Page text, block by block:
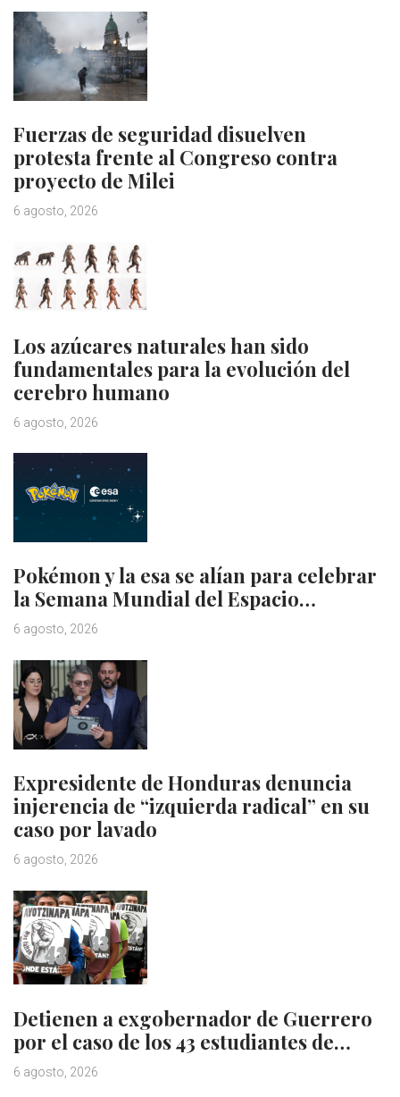
Fuerzas de seguridad disuelven
protesta frente al Congreso contra
proyecto de Milei
6 agosto, 2026
Los azúcares naturales han sido
fundamentales para la evolución del
cerebro humano
6 agosto, 2026
Pokémon y la esa se alían para celebrar
la Semana Mundial del Espacio…
6 agosto, 2026
Expresidente de Honduras denuncia
injerencia de “izquierda radical” en su
caso por lavado
6 agosto, 2026
Detienen a exgobernador de Guerrero
por el caso de los 43 estudiantes de…
6 agosto, 2026